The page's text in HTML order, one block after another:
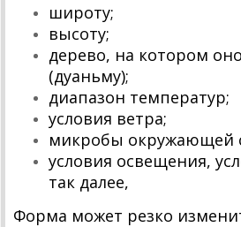
широту;
высоту;
дерево, на котором
(дуаньму);
диапазон температур;
условия ветра;
микробы окружающей
условия освещения,
так далее,
Форма может резко